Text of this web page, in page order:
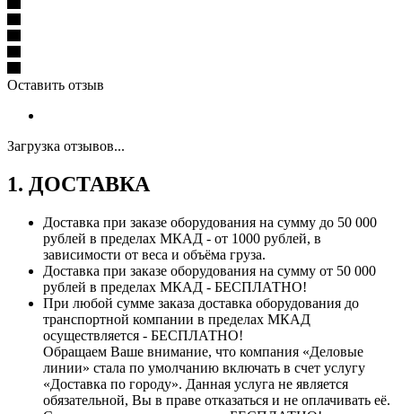
Оставить отзыв
Загрузка отзывов...
1. ДОСТАВКА
Доставка при заказе оборудования на сумму до 50 000
рублей в пределах МКАД - от 1000 рублей, в
зависимости от веса и объёма груза.
Доставка при заказе оборудования на сумму от 50 000
рублей в пределах МКАД - БЕСПЛАТНО!
При любой сумме заказа доставка оборудования до
транспортной компании в пределах МКАД
осуществляется - БЕСПЛАТНО!
Обращаем Ваше внимание, что компания «Деловые
линии» стала по умолчанию включать в счет услугу
«Доставка по городу». Данная услуга не является
обязательной, Вы в праве отказаться и не оплачивать её.